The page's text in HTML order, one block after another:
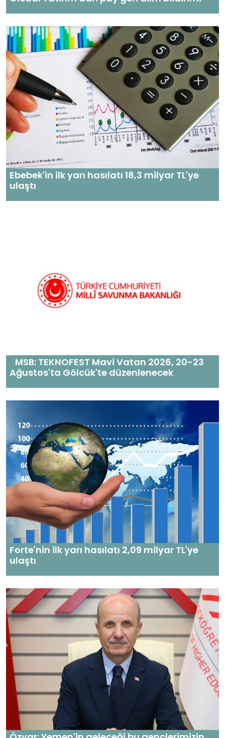
Ebebek'in ilk yarı hasılatı 18,3 milyar TL'ye
ulaştı
MSB: TEKNOFEST Mavi Vatan 2026, 20-23
Ağustos'ta Gölcük'te düzenlenecek
Forte'nin ilk yarı hasılatı 2,09 milyar TL'ye
ulaştı